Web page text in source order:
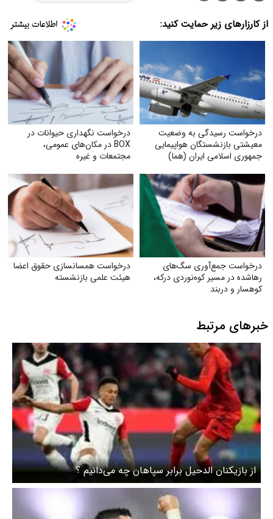
از کارزارهای زیر حمایت کنید:
درخواست رسیدگی به وضعیت
معیشتی بازنشستگان هواپیمایی
جمهوری اسلامی ایران (هما)
درخواست نگهداری حیوانات در
BOX در مکان‌های عمومی،
مجتمعات و غیره
درخواست جمع‌آوری سگ‌های
رهاشده در مسیر کوه‌نوردی درکه،
کوهسار و دربند
درخواست همسانسازی حقوق اعضا
هیئت علمی بازنشسته
خبرهای مرتبط
از بازیکنان الدحیل برابر سپاهان چه می‌دانیم ؟